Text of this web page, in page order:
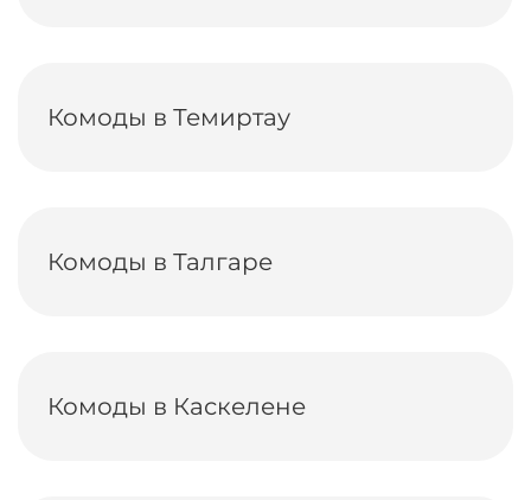
Комоды в Темиртау
Комоды в Талгаре
Комоды в Каскелене